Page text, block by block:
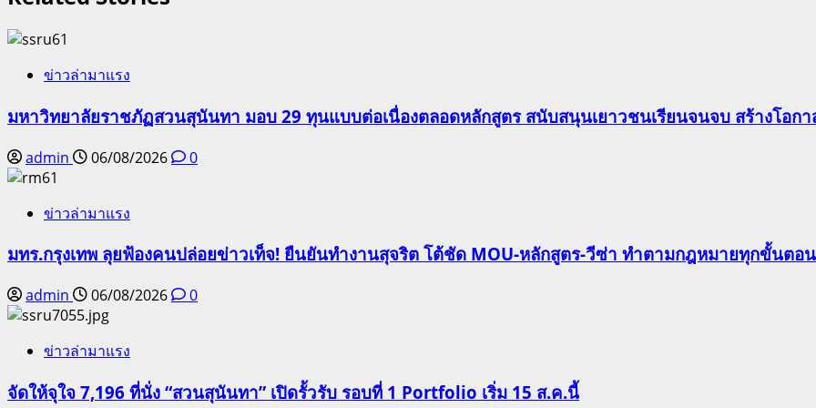
ข่าวล่ามาแรง
มหาวิทยาลัยราชภัฏสวนสุนันทา มอบ 29 ทุนแบบต่อเนื่องตลอดหลักสูตร สนับสนุนเยาวชนเรียนจนจบ สร้างโอกา
admin 06/08/2026 0
ข่าวล่ามาแรง
มทร.กรุงเทพ ลุยฟ้องคนปล่อยข่าวเท็จ! ยืนยันทำงานสุจริต โต้ชัด MOU-หลักสูตร-วีซ่า ทำตามกฎหมายทุกขั้นตอน
admin 06/08/2026 0
ข่าวล่ามาแรง
จัดให้จุใจ 7,196 ที่นั่ง “สวนสุนันทา” เปิดรั้วรับ รอบที่ 1 Portfolio เริ่ม 15 ส.ค.นี้